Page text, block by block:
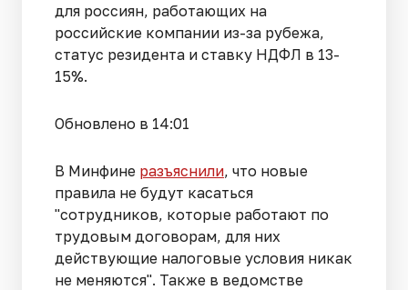
для россиян, работающих на
российские компании из-за рубежа,
статус резидента и ставку НДФЛ в 13-
15%.
Обновлено в 14:01
В Минфине разъяснили, что новые
правила не будут касаться
"сотрудников, которые работают по
трудовым договорам, для них
действующие налоговые условия никак
не меняются". Также в ведомстве